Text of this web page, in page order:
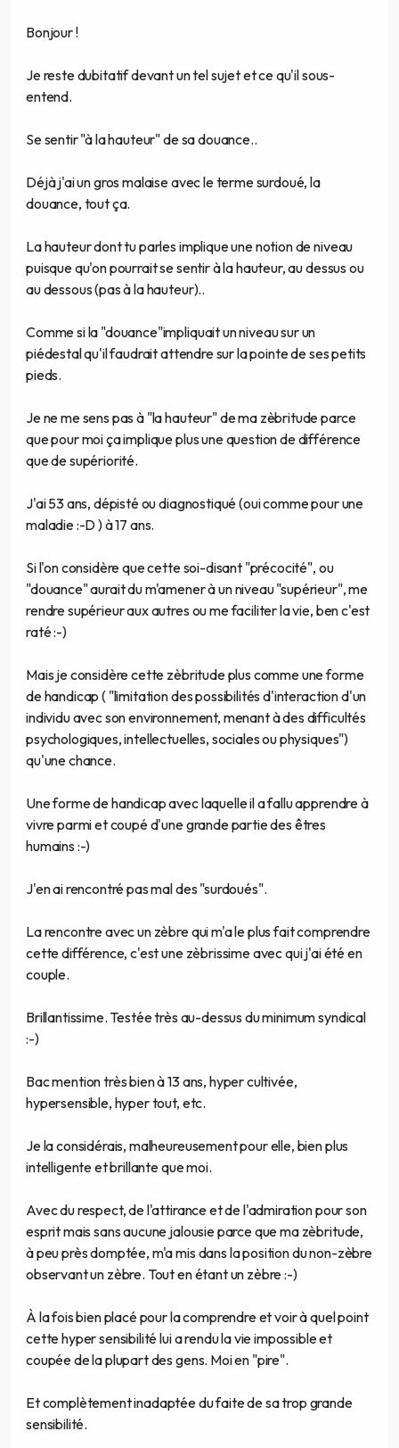
Bonjour !
Je reste dubitatif devant un tel sujet et ce qu'il sous-
entend.
Se sentir "à la hauteur" de sa douance..
Déjà j'ai un gros malaise avec le terme surdoué, la
douance, tout ça.
La hauteur dont tu parles implique une notion de niveau
puisque qu'on pourrait se sentir à la hauteur, au dessus ou
au dessous (pas à la hauteur)..
Comme si la "douance"impliquait un niveau sur un
piédestal qu'il faudrait attendre sur la pointe de ses petits
pieds.
Je ne me sens pas à "la hauteur" de ma zèbritude parce
que pour moi ça implique plus une question de différence
que de supériorité.
J'ai 53 ans, dépisté ou diagnostiqué (oui comme pour une
maladie :-D ) à 17 ans.
Si l'on considère que cette soi-disant "précocité", ou
"douance" aurait du m'amener à un niveau "supérieur", me
rendre supérieur aux autres ou me faciliter la vie, ben c'est
raté :-)
Mais je considère cette zèbritude plus comme une forme
de handicap ( "limitation des possibilités d'interaction d'un
individu avec son environnement, menant à des difficultés
psychologiques, intellectuelles, sociales ou physiques")
qu'une chance.
Une forme de handicap avec laquelle il a fallu apprendre à
vivre parmi et coupé d'une grande partie des êtres
humains :-)
J'en ai rencontré pas mal des "surdoués".
La rencontre avec un zèbre qui m'a le plus fait comprendre
cette différence, c'est une zèbrissime avec qui j'ai été en
couple.
Brillantissime. Testée très au-dessus du minimum syndical
:-)
Bac mention très bien à 13 ans, hyper cultivée,
hypersensible, hyper tout, etc.
Je la considérais, malheureusement pour elle, bien plus
intelligente et brillante que moi.
Avec du respect, de l'attirance et de l'admiration pour son
esprit mais sans aucune jalousie parce que ma zèbritude,
à peu près domptée, m'a mis dans la position du non-zèbre
observant un zèbre. Tout en étant un zèbre :-)
À la fois bien placé pour la comprendre et voir à quel point
cette hyper sensibilité lui a rendu la vie impossible et
coupée de la plupart des gens. Moi en "pire".
Et complètement inadaptée du faite de sa trop grande
sensibilité.